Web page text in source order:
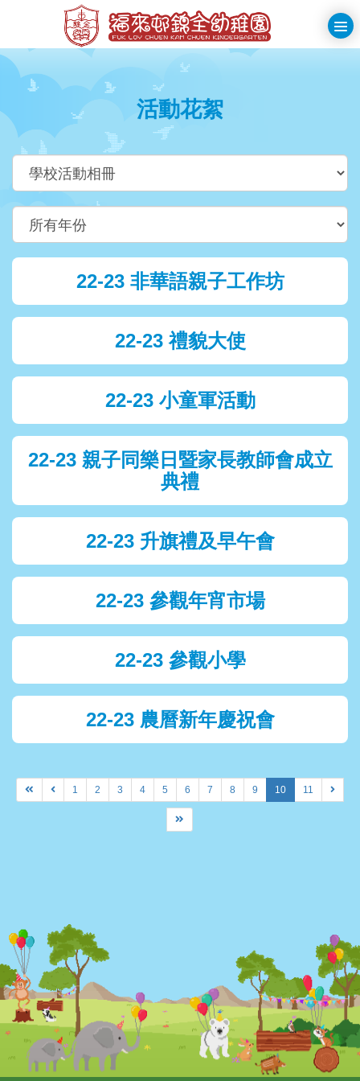
main
content
>
福
來
邨
全
幼
稚
園
活動花絮
別
Year
22-23 非華語親子工作坊
22-23 禮貌大使
22-23 小童軍活動
22-23 親子同樂日暨家長教師會成立
典禮
22-23 升旗禮及早午會
22-23 參觀年宵市場
22-23 參觀小學
22-23 農曆新年慶祝會
1 2 3 4 5 6 7 8 9 10 11